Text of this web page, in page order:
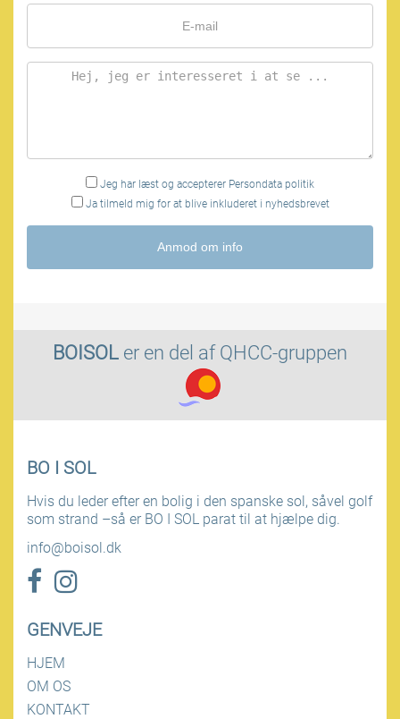
Jeg har læst og accepterer Persondata politik
Ja tilmeld mig for at blive inkluderet i nyhedsbrevet
Anmod om info
BOISOL er en del af QHCC-gruppen
BO I SOL
Hvis du leder efter en bolig i den spanske sol, såvel golf
som strand –så er BO I SOL parat til at hjælpe dig.
info@boisol.dk
GENVEJE
HJEM
OM OS
KONTAKT